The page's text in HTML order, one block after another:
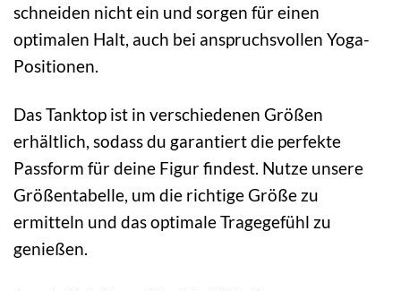
schneiden nicht ein und sorgen für einen
optimalen Halt, auch bei anspruchsvollen Yoga-
Positionen.
Das Tanktop ist in verschiedenen Größen
erhältlich, sodass du garantiert die perfekte
Passform für deine Figur findest. Nutze unsere
Größentabelle, um die richtige Größe zu
ermitteln und das optimale Tragegefühl zu
genießen.